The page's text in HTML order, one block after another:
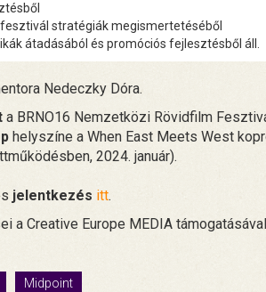
stratégiák megismertetéséből
átadásából és promóciós fejlesztésből áll.
Nedeczky Dóra.
a BRNO16 Nemzetközi Rövidfilm
helyszíne a When East Meets West
2024. január).
jelentkezés itt.
a Creative Europe MEDIA
Midpoint